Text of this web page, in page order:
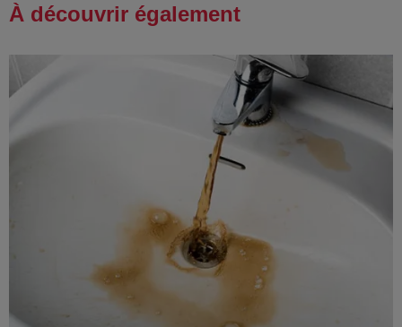
À découvrir également